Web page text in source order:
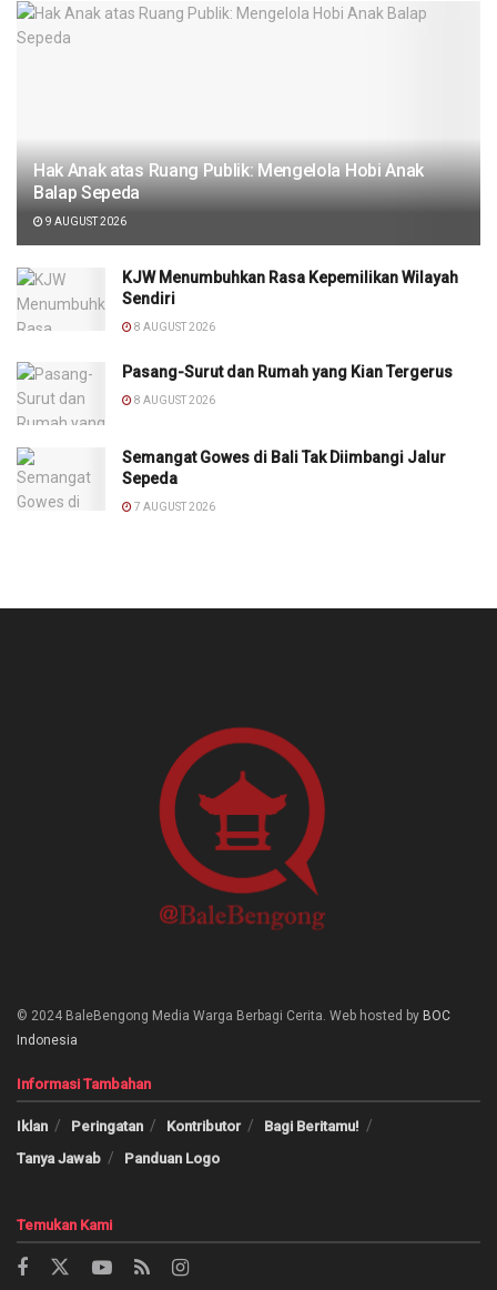
Hak Anak atas Ruang Publik: Mengelola Hobi Anak
Balap Sepeda
9 AUGUST 2026
KJW Menumbuhkan Rasa Kepemilikan Wilayah
Sendiri
8 AUGUST 2026
Pasang-Surut dan Rumah yang Kian Tergerus
8 AUGUST 2026
Semangat Gowes di Bali Tak Diimbangi Jalur
Sepeda
7 AUGUST 2026
© 2024 BaleBengong Media Warga Berbagi Cerita. Web hosted by BOC
Indonesia
Informasi Tambahan
Iklan Peringatan Kontributor
Bagi Beritamu!
Tanya Jawab
Panduan Logo
Temukan Kami